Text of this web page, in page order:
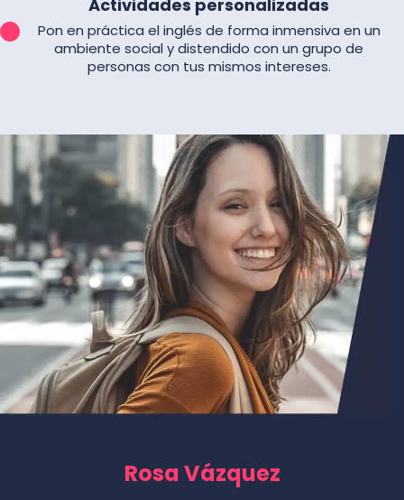
Actividades personalizadas
Pon en práctica el inglés de forma inmensiva en un
ambiente social y distendido con un grupo de
personas con tus mismos intereses.
Rosa Vázquez